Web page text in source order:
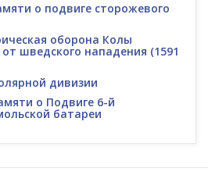
о подвиге сторожевого
оборона Колы
от шведского нападения (1591
дивизии
о Подвиге 6-й
батареи